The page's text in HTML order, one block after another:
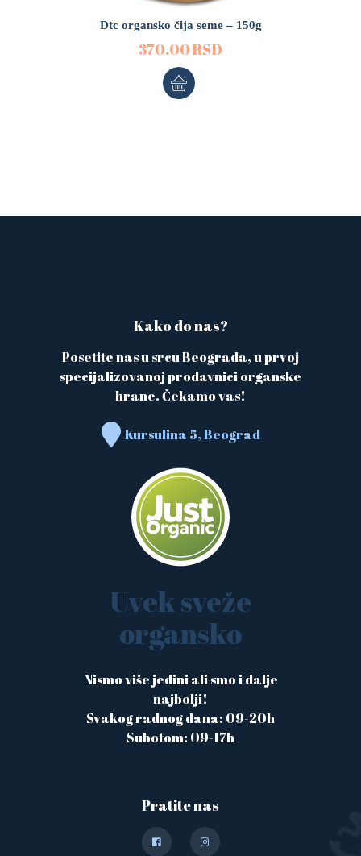
Dtc organsko čija seme – 150g
370.00RSD
Kako do nas?
Posetite nas u srcu Beograda, u prvoj
specijalizovanoj prodavnici organske
hrane. Čekamo vas!
Kursulina 5, Beograd
Uvek sveže
organsko
Nismo više jedini ali smo i dalje
najbolji!
Svakog radnog dana: 09-20h
Subotom: 09-17h
Pratite nas